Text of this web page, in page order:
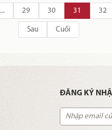
... 29 30 31 32
Sau Cuối
ĐĂNG KÝ